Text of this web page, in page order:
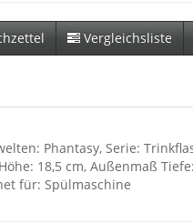
Vergleichsliste
Phantasy, Serie:
18,5 cm, Außenmaß
für: Spülmaschine